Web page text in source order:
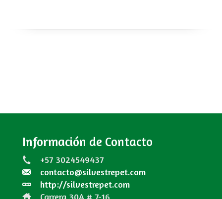
Información de Contacto
+57 3024549437
contacto@silvestrepet.com
http://silvestrepet.com
Carrera 30A # 7-16